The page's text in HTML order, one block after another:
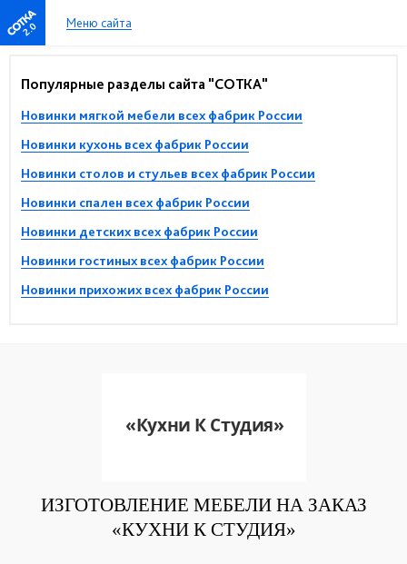
2.0 Меню сайта
Популярные разделы сайта "СОТКА"
Новинки мягкой мебели всех фабрик России
Новинки кухонь всех фабрик России
Новинки столов и стульев всех фабрик России
Новинки спален всех фабрик России
Новинки детских всех фабрик России
Новинки гостиных всех фабрик России
Новинки прихожих всех фабрик России
ИЗГОТОВЛЕНИЕ МЕБЕЛИ НА ЗАКАЗ
«КУХНИ К СТУДИЯ»